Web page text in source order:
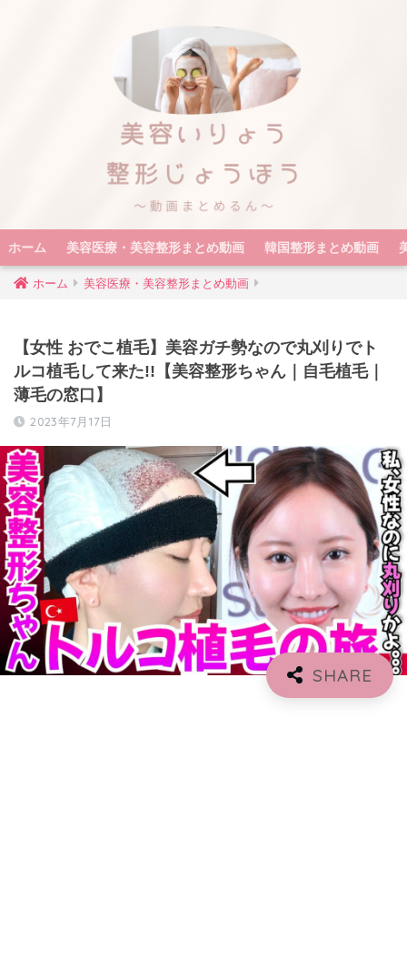
ホーム 美容医療・美容整形まとめ動画 韓国整形まとめ動画
ホーム 美容医療・美容整形まとめ動画
【女性 おでこ植毛】美容ガチ勢なので丸刈りでト
ルコ植毛して来た!!【美容整形ちゃん｜自毛植毛｜
薄毛の窓口】
2023年7月17日